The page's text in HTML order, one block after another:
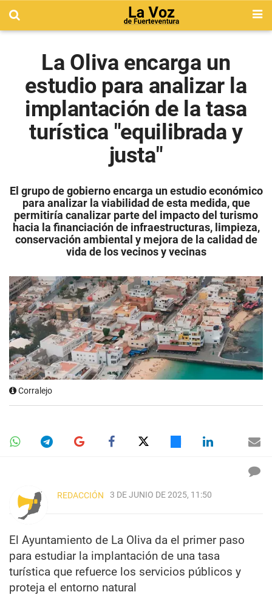
La Oliva encarga un
estudio para analizar la
implantación de la tasa
turística "equilibrada y
justa"
El grupo de gobierno encarga un estudio económico
para analizar la viabilidad de esta medida, que
permitiría canalizar parte del impacto del turismo
hacia la financiación de infraestructuras, limpieza,
conservación ambiental y mejora de la calidad de
vida de los vecinos y vecinas
Corralejo
REDACCIÓN 3 DE JUNIO DE 2025, 11:50
El Ayuntamiento de La Oliva da el primer paso
para estudiar la implantación de una tasa
turística que refuerce los servicios públicos y
proteja el entorno natural